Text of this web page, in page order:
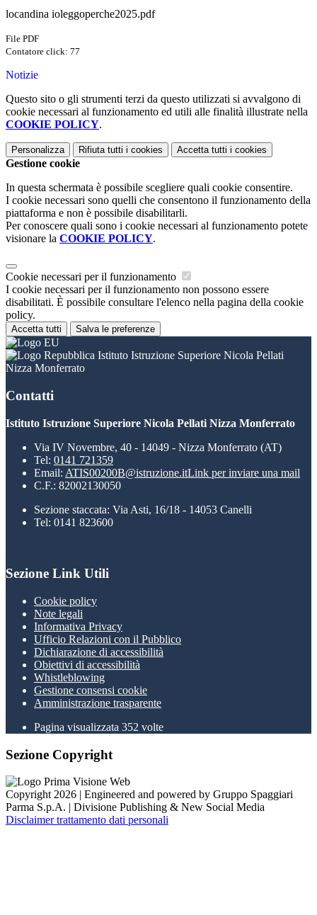
locandina ioleggoperche2025.pdf
File PDF
Contatore click: 77
Notizie
Questo sito o gli strumenti terzi da questo utilizzati si avvalgono di
cookie necessari al funzionamento ed utili alle finalità illustrate nella
COOKIE POLICY.
Personalizza Rifiuta tutti i cookies Accetta tutti i cookies
Gestione cookie
In questa schermata è possibile scegliere quali cookie consentire.
I cookie necessari sono quelli che consentono il funzionamento della
piattaforma e non è possibile disabilitarli.
Per conoscere quali sono i cookie necessari al funzionamento potete
visionare la COOKIE POLICY.
Cookie necessari per il funzionamento
I cookie necessari per il funzionamento non possono essere
disabilitati. È possibile consultare l'elenco nella pagina della cookie
policy.
Accetta tutti Salva le preferenze
Istituto Istruzione Superiore Nicola Pellati
Nizza Monferrato
Contatti
Istituto Istruzione Superiore Nicola Pellati Nizza Monferrato
Via IV Novembre, 40 - 14049 - Nizza Monferrato (AT)
Tel: 0141 721359
Email: ATIS00200B@istruzione.itLink per inviare una mail
C.F.: 82002130050
Sezione staccata: Via Asti, 16/18 - 14053 Canelli
Tel: 0141 823600
Sezione Link Utili
Cookie policy
Note legali
Informativa Privacy
Ufficio Relazioni con il Pubblico
Dichiarazione di accessibilità
Obiettivi di accessibilità
Whistleblowing
Gestione consensi cookie
Amministrazione trasparente
Pagina visualizzata 352 volte
Sezione Copyright
Copyright 2026 | Engineered and powered by Gruppo Spaggiari
Parma S.p.A. | Divisione Publishing & New Social Media
Disclaimer trattamento dati personali